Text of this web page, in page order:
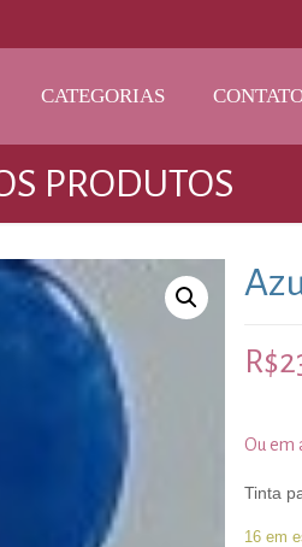
CATEGORIAS
PRODUTOS
R$
Ou em
Tinta
16 em